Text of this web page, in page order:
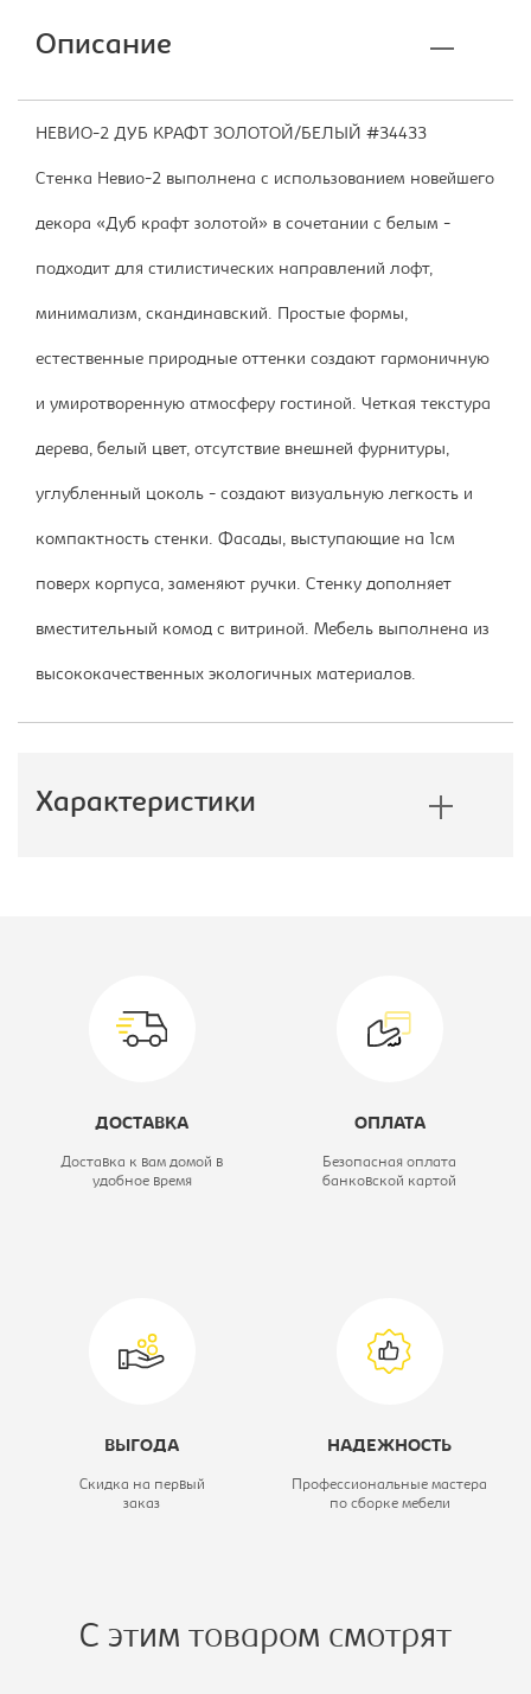
Описание
НЕВИО-2 ДУБ КРАФТ ЗОЛОТОЙ/БЕЛЫЙ #34433
Стенка Невио-2 выполнена с использованием новейшего
декора «Дуб крафт золотой» в сочетании с белым -
подходит для стилистических направлений лофт,
минимализм, скандинавский. Простые формы,
естественные природные оттенки создают гармоничную
и умиротворенную атмосферу гостиной. Четкая текстура
дерева, белый цвет, отсутствие внешней фурнитуры,
углубленный цоколь - создают визуальную легкость и
компактность стенки. Фасады, выступающие на 1см
поверх корпуса, заменяют ручки. Стенку дополняет
вместительный комод с витриной. Мебель выполнена из
высококачественных экологичных материалов.
Характеристики
золотой/белый
ДОСТАВКА
Доставка к вам домой в
удобное время
ОПЛАТА
Безопасная оплата
банковской картой
ВЫГОДА
Скидка на первый
заказ
НАДЕЖНОСТЬ
Профессиональные мастера
по сборке мебели
С этим товаром смотрят